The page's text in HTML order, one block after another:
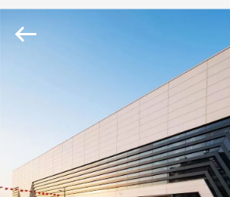
ভিডিও